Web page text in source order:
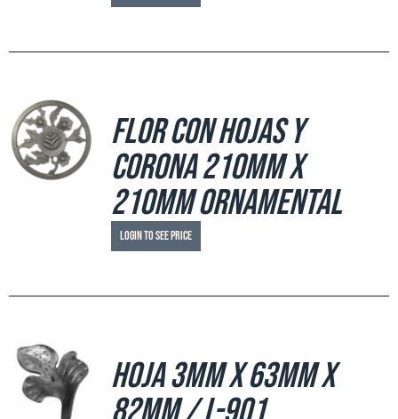
Flor con hojas y
corona 210mm x
210mm ornamental
Login to see price
Hoja 3mm x 63mm x